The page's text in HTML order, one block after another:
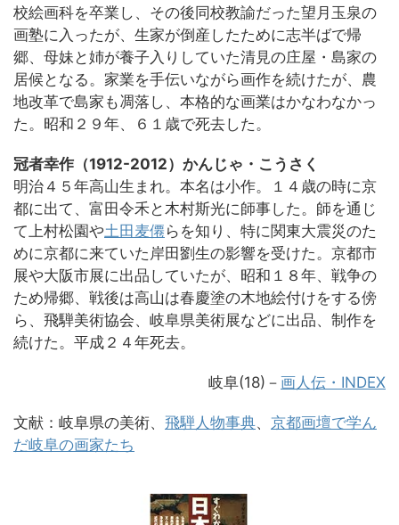
校絵画科を卒業し、その後同校教諭だった望月玉泉の
画塾に入ったが、生家が倒産したために志半ばで帰
郷、母妹と姉が養子入りしていた清見の庄屋・島家の
居候となる。家業を手伝いながら画作を続けたが、農
地改革で島家も凋落し、本格的な画業はかなわなかっ
た。昭和２９年、６１歳で死去した。
冠者幸作（1912-2012）かんじゃ・こうさく
明治４５年高山生まれ。本名は小作。１４歳の時に京
都に出て、富田令禾と木村斯光に師事した。師を通じ
て上村松園や土田麦僊らを知り、特に関東大震災のた
めに京都に来ていた岸田劉生の影響を受けた。京都市
展や大阪市展に出品していたが、昭和１８年、戦争の
ため帰郷、戦後は高山は春慶塗の木地絵付けをする傍
ら、飛騨美術協会、岐阜県美術展などに出品、制作を
続けた。平成２４年死去。
岐阜(18) － 画人伝・INDEX
文献：岐阜県の美術、 飛騨人物事典、 京都画壇で学ん
だ岐阜の画家たち